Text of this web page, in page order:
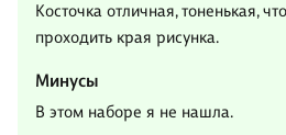
Косточка отличная, тоненькая,
проходить края рисунка.
Минусы
В этом наборе я не нашла.